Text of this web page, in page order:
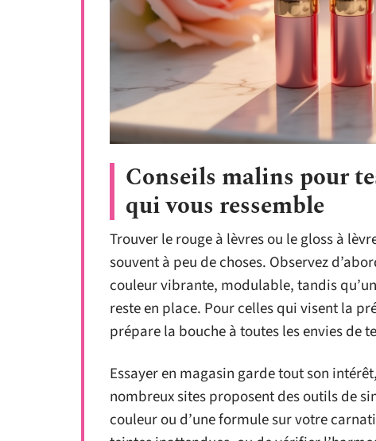
Conseils malins pour
qui vous ressemble
Trouver le rouge à lèvres ou le gloss à
souvent à peu de choses. Observez
couleur vibrante, modulable, tandis qu’un
reste en place. Pour celles qui visent la
prépare la bouche à toutes les envies de
Essayer en magasin garde tout son
nombreux sites proposent des outils de
couleur ou d’une formule sur votre